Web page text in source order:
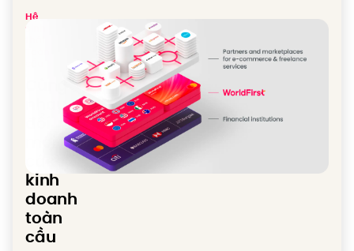
Hệ
sinh
Cùng
nhau
kinh
doanh
toàn
cầu